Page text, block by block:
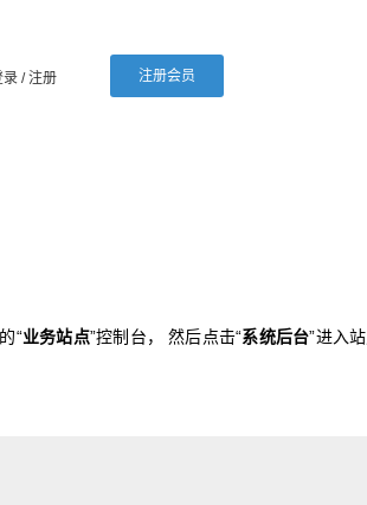
录 / 注册 注册会员
“业务站点”控制台， 然后点击“系统后台”进入